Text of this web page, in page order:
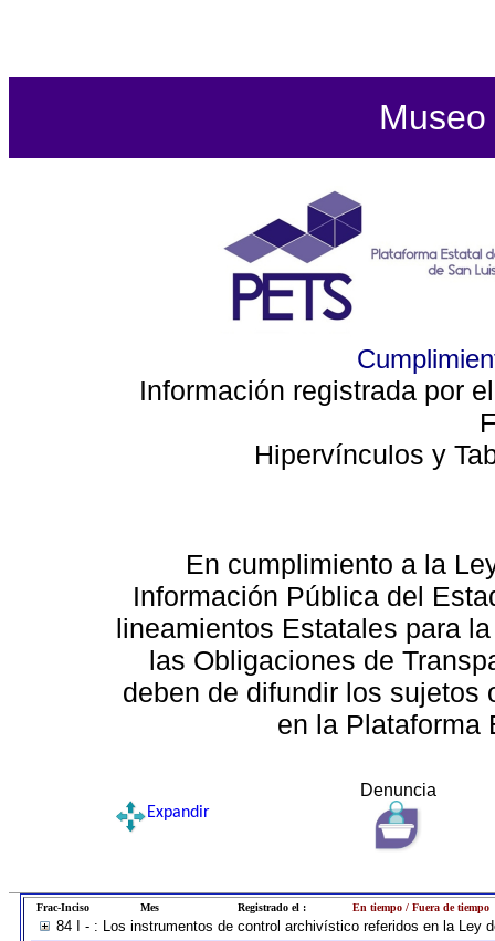
Información registrada por
Hipervínculos y
En cumplimiento a la
Información Pública del
lineamientos Estatales para
las Obligaciones de
deben de difundir los sujetos
en la Plataforma
Denuncia
Expandir
Frac-Inciso Mes Registrado el : En tiempo / Fuera de tiempo
84 I - : Los instrumentos de control archivístico referidos en la Ley